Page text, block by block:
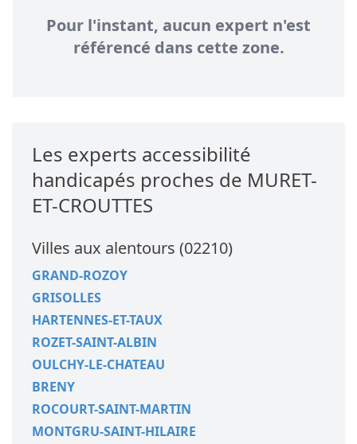
Pour l'instant, aucun expert n'est
référencé dans cette zone.
Les experts accessibilité
handicapés proches de MURET-
ET-CROUTTES
Villes aux alentours (02210)
GRAND-ROZOY
GRISOLLES
HARTENNES-ET-TAUX
ROZET-SAINT-ALBIN
OULCHY-LE-CHATEAU
BRENY
ROCOURT-SAINT-MARTIN
MONTGRU-SAINT-HILAIRE